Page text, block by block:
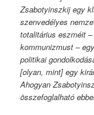
Zsabotyinszkij egy
szenvedélyes
totalitárius eszméit
kommunizmust –
politikai
[olyan, mint] egy
Ahogyan
összefoglalható